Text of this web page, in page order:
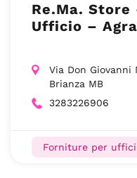
Re.Ma.
Ufficio –
Via Don Giovanni
Brianza MB
3283226906
Forniture per uffici